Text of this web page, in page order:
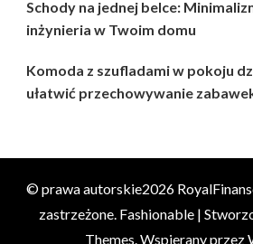
Schody na jednej belce:
inżynieria w Twoim domu
Komoda z szufladami w pokoju
ułatwić przechowywanie
© prawa autorskie2026
zastrzeżone. Fashionable |
Themes . Wspierany przez